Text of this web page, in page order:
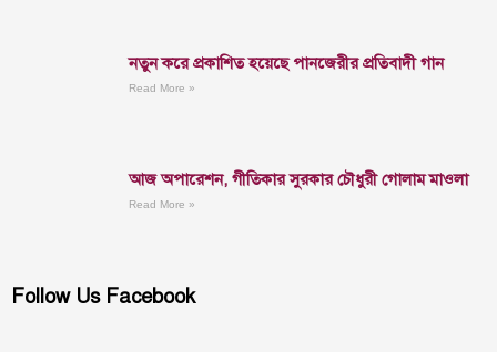
নতুন করে প্রকাশিত হয়েছে পানজেরীর প্রতিবাদী গান
Read More »
আজ অপারেশন, গীতিকার সুরকার চৌধুরী গোলাম মাওলা
Read More »
Follow Us Facebook